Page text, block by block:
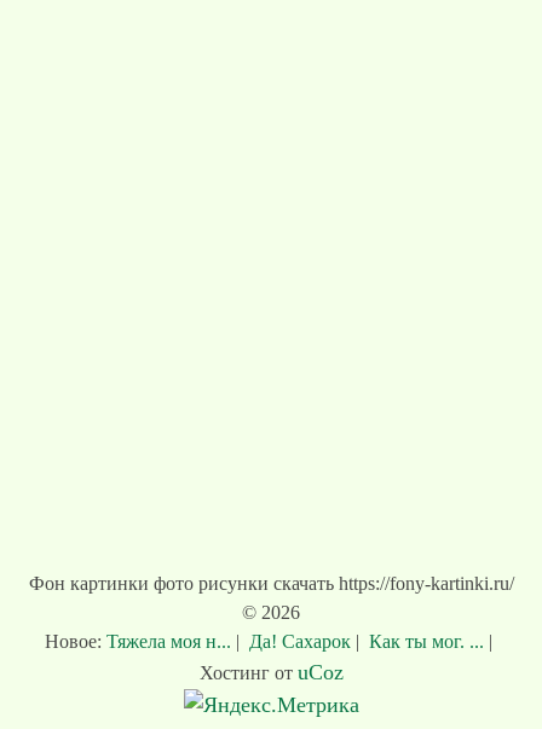
Фон картинки фото рисунки скачать https://fony-kartinki.ru/
© 2026
Новое: Тяжела моя н... | Да! Сахарок | Как ты мог. ... |
Хостинг от uCoz